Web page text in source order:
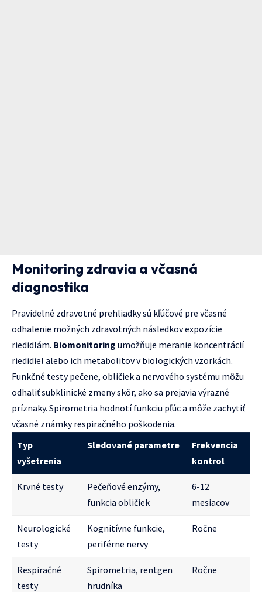
Monitoring zdravia a včasná
diagnostika
Pravidelné zdravotné prehliadky sú kľúčové pre včasné
odhalenie možných zdravotných následkov expozície
riedidlám. Biomonitoring umožňuje meranie koncentrácií
riedidiel alebo ich metabolitov v biologických vzorkách.
Funkčné testy pečene, obličiek a nervového systému môžu
odhaliť subklinické zmeny skôr, ako sa prejavia výrazné
príznaky. Spirometria hodnotí funkciu pľúc a môže zachytiť
včasné známky respiračného poškodenia.
Typ
vyšetrenia
Sledované parametre
Frekvencia
kontrol
Krvné testy
Pečeňové enzýmy,
funkcia obličiek
6-12
mesiacov
Neurologické
testy
Kognitívne funkcie,
periférne nervy
Ročne
Respiračné
testy
Spirometria, rentgen
hrudníka
Ročne